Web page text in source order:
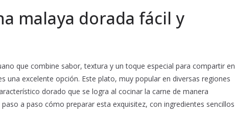
malaya dorada fácil y
que combine sabor, textura y un toque especial para compartir en
una excelente opción. Este plato, muy popular en diversas regiones
dorado que se logra al cocinar la carne de manera
a paso cómo preparar esta exquisitez, con ingredientes sencillos